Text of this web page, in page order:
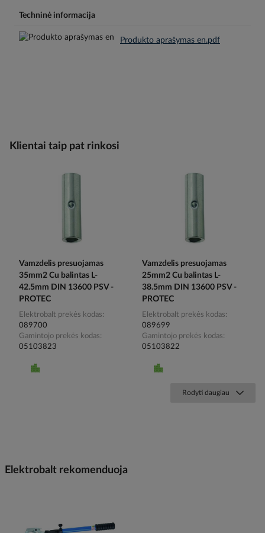
Techninė informacija
Produkto aprašymas en.pdf
Klientai taip pat rinkosi
Vamzdelis presuojamas
35mm2 Cu balintas L-
42.5mm DIN 13600 PSV -
PROTEC
Elektrobalt prekės kodas
089700
Gamintojo prekės kodas
05103823
Vamzdelis presuojamas
25mm2 Cu balintas L-
38.5mm DIN 13600 PSV -
PROTEC
Elektrobalt prekės kodas
089699
Gamintojo prekės kodas
05103822
Rodyti daugiau
Elektrobalt rekomenduoja